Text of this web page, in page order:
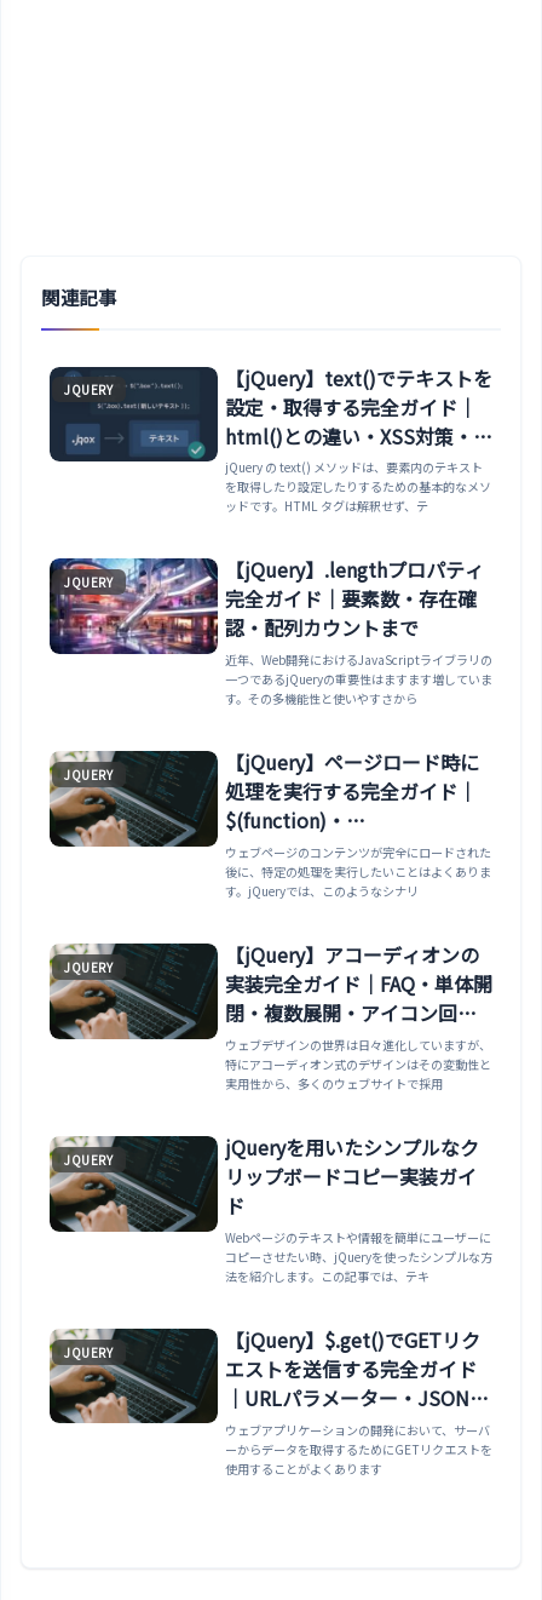
関連記事
JQUERY
【jQuery】text()でテキストを
設定・取得する完全ガイド｜
html()との違い・XSS対策・複
数要素・val()との使い分けま
で
jQuery の text() メソッドは、要素内のテキスト
を取得したり設定したりするための基本的なメソ
ッドです。HTML タグは解釈せず、テ
JQUERY
【jQuery】.lengthプロパティ
完全ガイド｜要素数・存在確
認・配列カウントまで
近年、Web開発におけるJavaScriptライブラリの
一つであるjQueryの重要性はますます増していま
す。その多機能性と使いやすさから
JQUERY
【jQuery】ページロード時に
処理を実行する完全ガイド｜
$(function)・
window.onload・
DOMContentLoaded・実行タ
イミング比較まで
ウェブページのコンテンツが完全にロードされた
後に、特定の処理を実行したいことはよくありま
す。jQueryでは、このようなシナリ
JQUERY
【jQuery】アコーディオンの
実装完全ガイド｜FAQ・単体開
閉・複数展開・アイコン回転
まで
ウェブデザインの世界は日々進化していますが、
特にアコーディオン式のデザインはその変動性と
実用性から、多くのウェブサイトで採用
JQUERY
jQueryを用いたシンプルなク
リップボードコピー実装ガイ
ド
Webページのテキストや情報を簡単にユーザーに
コピーさせたい時、jQueryを使ったシンプルな方
法を紹介します。この記事では、テキ
JQUERY
【jQuery】$.get()でGETリク
エストを送信する完全ガイド
｜URLパラメーター・JSON取
得・キャッシュ制御・fetch比
較まで
ウェブアプリケーションの開発において、サーバ
ーからデータを取得するためにGETリクエストを
使用することがよくあります